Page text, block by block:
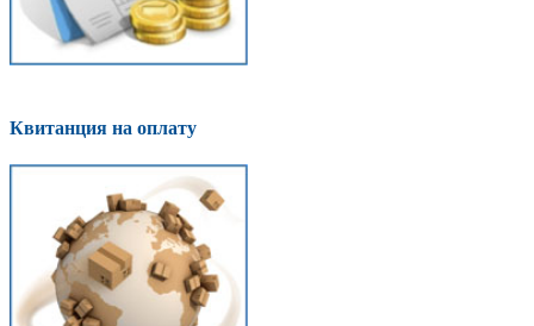
Квитанция на оплату